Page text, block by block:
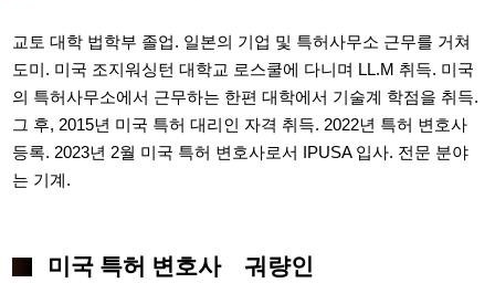
교토 대학 법학부 졸업. 일본의 기업 및 특허사무소 근무를 거쳐
도미. 미국 조지워싱턴 대학교 로스쿨에 다니며 LL.M 취득. 미국
의 특허사무소에서 근무하는 한편 대학에서 기술계 학점을 취득.
그 후, 2015년 미국 특허 대리인 자격 취득. 2022년 특허 변호사
등록. 2023년 2월 미국 특허 변호사로서 IPUSA 입사. 전문 분야
는 기계.
미국 특허 변호사 궈량인